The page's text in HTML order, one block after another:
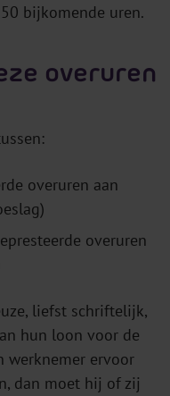
bijkomende uren.
overuren
overuren aan
overuren
liefst schriftelijk,
hun loon voor de
werknemer ervoor
dan moet hij of zij